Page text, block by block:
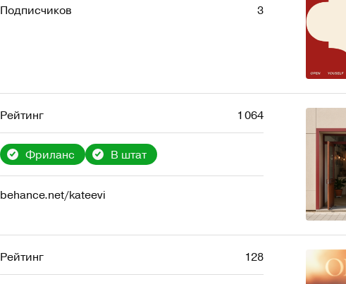
Подписчиков 3
Рейтинг 1 064
Фриланс В штат
behance.net/kateevi
Рейтинг 128